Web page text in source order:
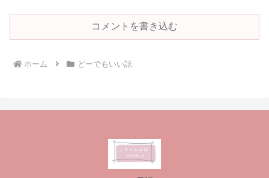
コメントを書き込む
ホーム どーでもいい話